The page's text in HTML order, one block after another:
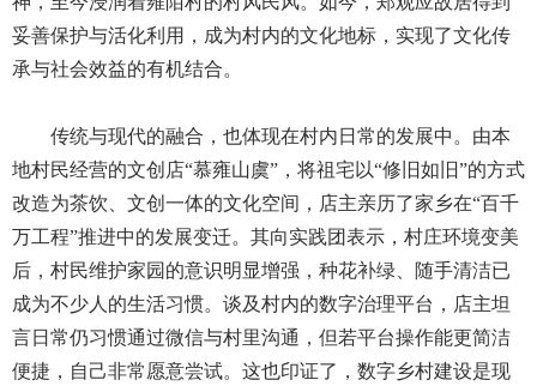
妥善保护与活化利用，成为村内的文化地标，实现了文化传
承与社会效益的有机结合。
传统与现代的融合，也体现在村内日常的发展中。由本
地村民经营的文创店“慕雍山虞”，将祖宅以“修旧如旧”的方式
改造为茶饮、文创一体的文化空间，店主亲历了家乡在“百千
万工程”推进中的发展变迁。其向实践团表示，村庄环境变美
后，村民维护家园的意识明显增强，种花补绿、随手清洁已
成为不少人的生活习惯。谈及村内的数字治理平台，店主坦
言日常仍习惯通过微信与村里沟通，但若平台操作能更简洁
便捷，自己非常愿意尝试。这也印证了，数字乡村建设是现